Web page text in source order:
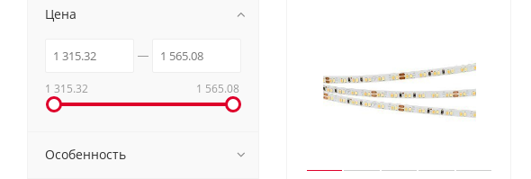
Цена
1 315.32 1 565.08
Особенность